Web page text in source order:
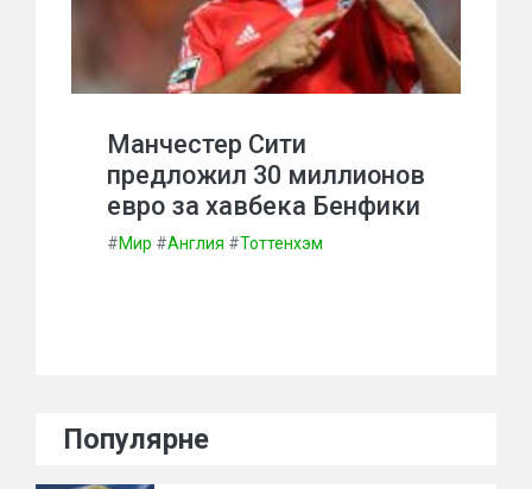
Манчестер Сити
предложил 30 миллионов
евро за хавбека Бенфики
#Мир #Англия #Тоттенхэм
Популярне